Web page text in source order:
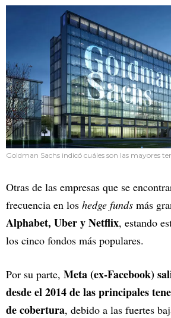
Goldman Sachs indicó cuáles son las mayores
Otras de las empresas que se
frecuencia en los hedge funds más
Alphabet, Uber y Netflix, estando
los cinco fondos más populares.
Por su parte, Meta (ex-Facebook)
desde el 2014 de las principales
de cobertura, debido a las fuertes